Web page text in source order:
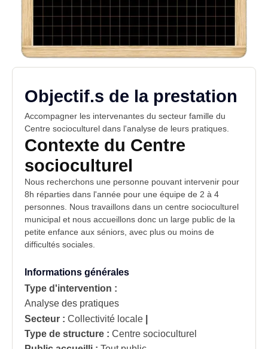
Objectif.s de la prestation
Accompagner les intervenantes du secteur famille du
Centre socioculturel dans l'analyse de leurs pratiques
Contexte du Centre
socioculturel
Nous recherchons une personne pouvant intervenir pour
8h réparties dans l'année pour une équipe de 2 à 4
personnes. Nous travaillons dans un centre socioculturel
municipal et nous accueillons donc un large public de la
petite enfance aux séniors, avec plus ou moins de
difficultés sociales.
Informations générales
Type d'intervention :
Analyse des pratiques
Secteur : Collectivité locale
Type de structure : Centre socioculturel